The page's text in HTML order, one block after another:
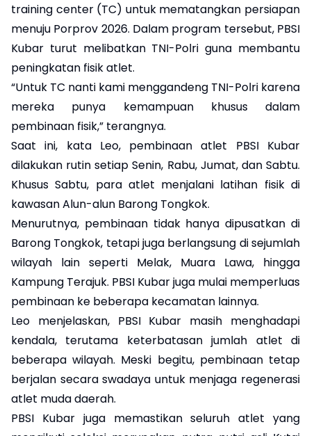
training center (TC) untuk mematangkan persiapan
menuju Porprov 2026. Dalam program tersebut, PBSI
Kubar turut melibatkan TNI-Polri guna membantu
peningkatan fisik atlet.
“Untuk TC nanti kami menggandeng TNI-Polri karena
mereka punya kemampuan khusus dalam
pembinaan fisik,” terangnya.
Saat ini, kata Leo, pembinaan atlet PBSI Kubar
dilakukan rutin setiap Senin, Rabu, Jumat, dan Sabtu.
Khusus Sabtu, para atlet menjalani latihan fisik di
kawasan Alun-alun Barong Tongkok.
Menurutnya, pembinaan tidak hanya dipusatkan di
Barong Tongkok, tetapi juga berlangsung di sejumlah
wilayah lain seperti Melak, Muara Lawa, hingga
Kampung Terajuk. PBSI Kubar juga mulai memperluas
pembinaan ke beberapa kecamatan lainnya.
Leo menjelaskan, PBSI Kubar masih menghadapi
kendala, terutama keterbatasan jumlah atlet di
beberapa wilayah. Meski begitu, pembinaan tetap
berjalan secara swadaya untuk menjaga regenerasi
atlet muda daerah.
PBSI Kubar juga memastikan seluruh atlet yang